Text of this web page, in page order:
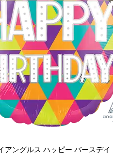
アングルス ハッピー バースデ